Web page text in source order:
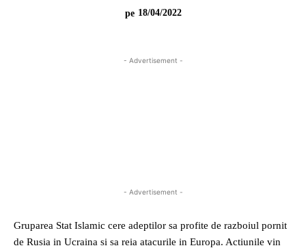
pe 18/04/2022
- Advertisement -
- Advertisement -
Gruparea Stat Islamic cere adeptilor sa profite de razboiul pornit
de Rusia in Ucraina si sa reia atacurile in Europa. Actiunile vin